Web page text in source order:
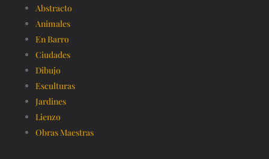
Abstracto
Animales
En Barro
Ciudades
Dibujo
Esculturas
Jardines
Lienzo
Obras Maestras